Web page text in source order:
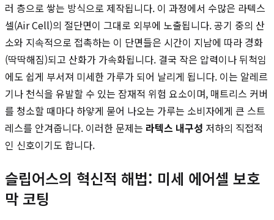
러 층으로 쌓는 방식으로 제작됩니다. 이 과정에서 수많은 라텍스
셀(Air Cell)의 절단면이 그대로 외부에 노출됩니다. 공기 중의 산
소와 지속적으로 접촉하는 이 단면들은 시간이 지남에 따라 경화
(딱딱해짐)되고 산화가 가속화됩니다. 결국 작은 압력이나 뒤척임
에도 쉽게 부서져 미세한 가루가 되어 날리게 됩니다. 이는 알레르
기나 천식을 유발할 수 있는 잠재적 위험 요소이며, 매트리스 커버
를 청소할 때마다 하얗게 묻어 나오는 가루는 소비자에게 큰 스트
레스를 안겨줍니다. 이러한 문제는 라텍스 내구성 저하의 직접적
인 신호이기도 합니다.
슬립어스의 혁신적 해법: 미세 에어셀 보호
막 코팅